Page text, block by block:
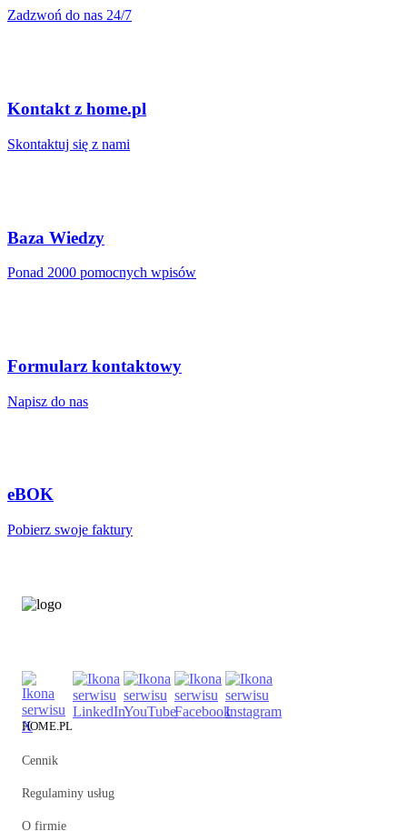
Zadzwoń do nas 24/7
Kontakt z home.pl
Skontaktuj się z nami
Baza Wiedzy
Ponad 2000 pomocnych wpisów
Formularz kontaktowy
Napisz do nas
eBOK
Pobierz swoje faktury
HOME.PL
Cennik
Regulaminy usług
O firmie